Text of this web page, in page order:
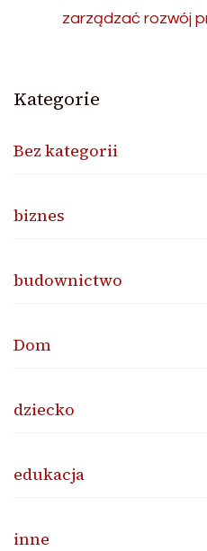
zarządzać rozwój
Kategorie
Bez kategorii
biznes
budownictwo
Dom
dziecko
edukacja
inne